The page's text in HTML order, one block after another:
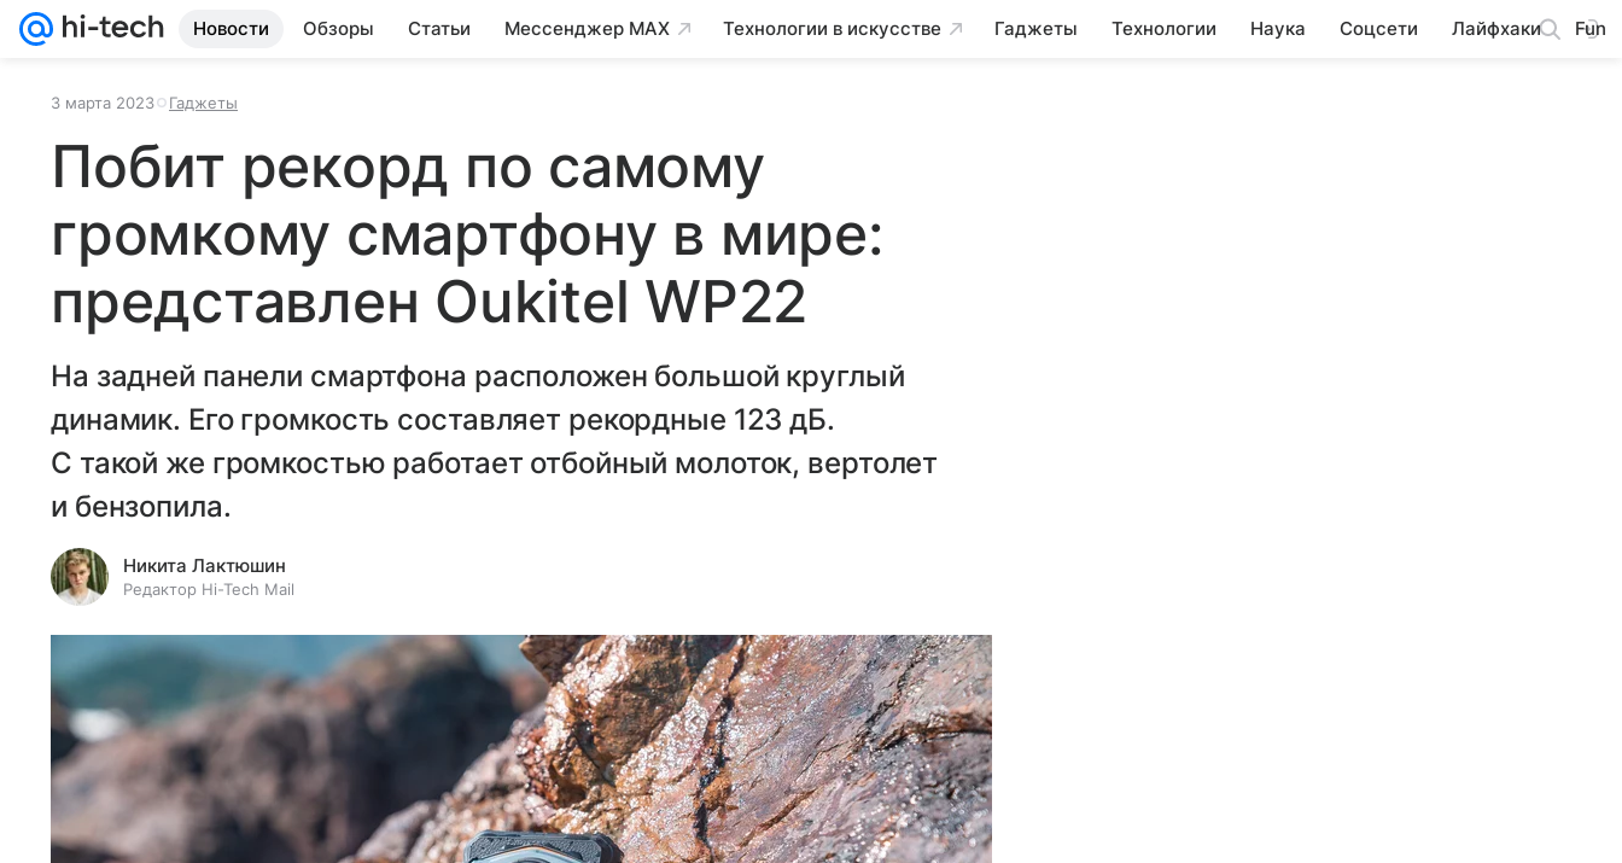
Новости Обзоры Статьи Мессенджер MAX Технологии в искусстве Гаджеты Технологии Наука Соцсети Лайфхаки Fun
3 марта 2023 Гаджеты
Побит рекорд по самому
громкому смартфону в мире:
представлен Oukitel WP22
На задней панели смартфона расположен большой круглый
динамик. Его громкость составляет рекордные 123 дБ.
С такой же громкостью работает отбойный молоток, вертолет
и бензопила.
Никита Лактюшин
Редактор Hi-Tech Mail